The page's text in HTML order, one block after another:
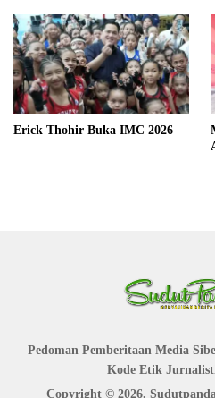
Erick Thohir Buka IMC 2026
Pedoman Pemberitaan Media
Kode Etik
Copyright © 2026.